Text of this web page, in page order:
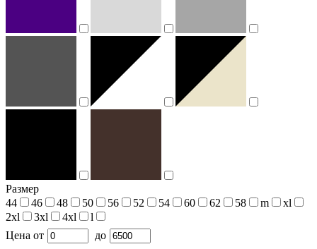
Размер
44
46 48 50 56 52 54 60 62 58 m
xl
2xl
3xl 4xl
l
Цена от до